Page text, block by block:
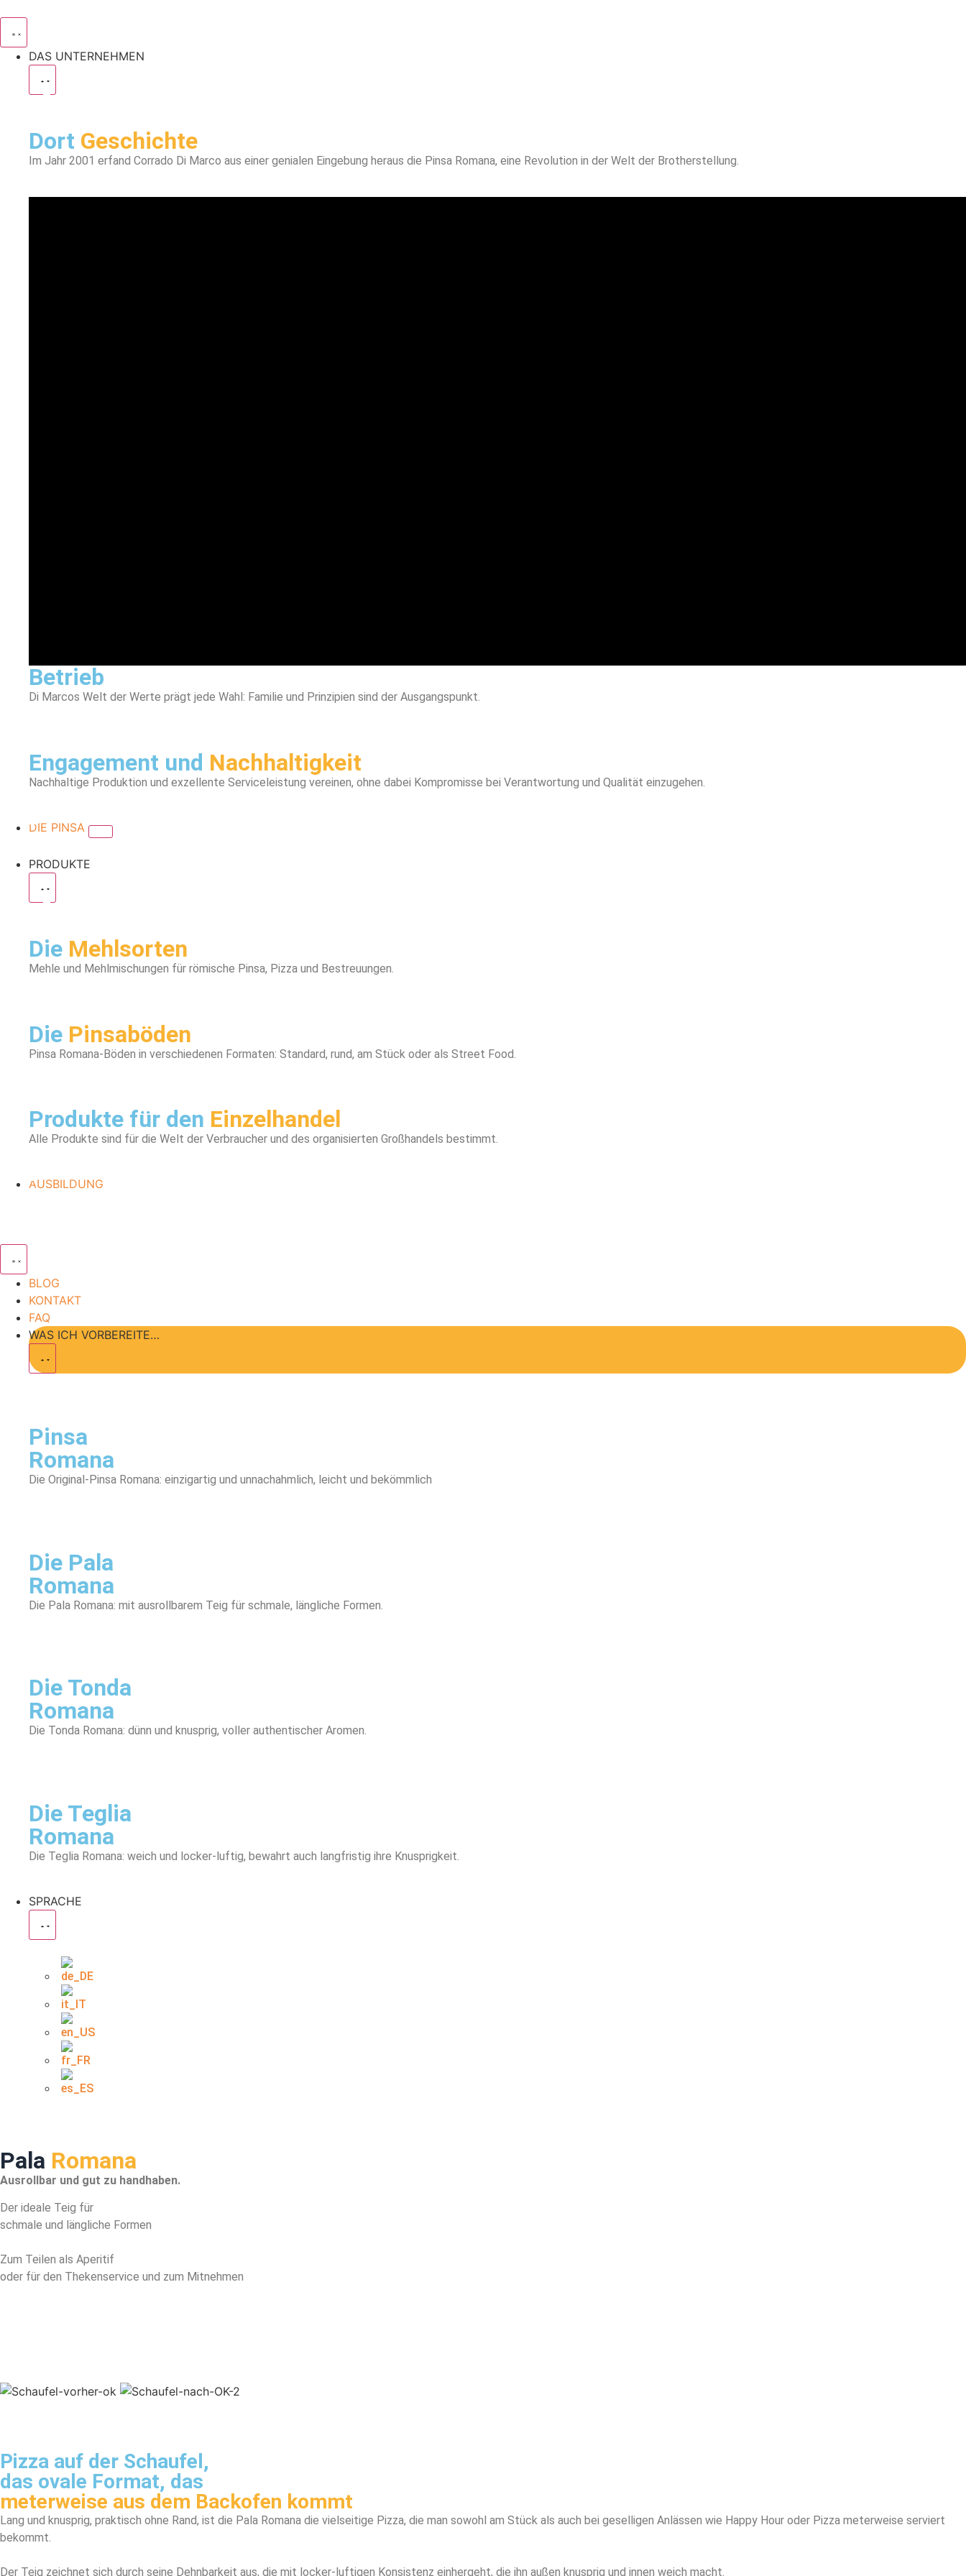
DAS UNTERNEHMEN
Dort Geschichte
Im Jahr 2001 erfand Corrado Di Marco aus einer genialen Eingebung heraus die Pinsa Romana, eine Revolution in der Welt der Brotherstellung.
Betrieb
Di Marcos Welt der Werte prägt jede Wahl: Familie und Prinzipien sind der Ausgangspunkt.
Engagement und Nachhaltigkeit
Nachhaltige Produktion und exzellente Serviceleistung vereinen, ohne dabei Kompromisse bei Verantwortung und Qualität einzugehen.
DIE PINSA
PRODUKTE
Die Mehlsorten
Mehle und Mehlmischungen für römische Pinsa, Pizza und Bestreuungen.
Die Pinsaböden
Pinsa Romana-Böden in verschiedenen Formaten: Standard, rund, am Stück oder als Street Food.
Produkte für den Einzelhandel
Alle Produkte sind für die Welt der Verbraucher und des organisierten Großhandels bestimmt.
AUSBILDUNG
BLOG
KONTAKT
FAQ
WAS ICH VORBEREITE…
Pinsa
Romana
Die Original-Pinsa Romana: einzigartig und unnachahmlich, leicht und bekömmlich
Die Pala
Romana
Die Pala Romana: mit ausrollbarem Teig für schmale, längliche Formen.
Die Tonda
Romana
Die Tonda Romana: dünn und knusprig, voller authentischer Aromen.
Die Teglia
Romana
Die Teglia Romana: weich und locker-luftig, bewahrt auch langfristig ihre Knusprigkeit.
SPRACHE
Pala Romana
Ausrollbar und gut zu handhaben.
Der ideale Teig für
schmale und längliche Formen
Zum Teilen als Aperitif
oder für den Thekenservice und zum Mitnehmen
Pizza auf der Schaufel,
das ovale Format, das
meterweise aus dem Backofen kommt
Lang und knusprig, praktisch ohne Rand, ist die Pala Romana die vielseitige Pizza, die man sowohl am Stück als auch bei geselligen Anlässen wie Happy Hour oder Pizza meterweise serviert
bekommt.
Der Teig zeichnet sich durch seine Dehnbarkeit aus, die mit locker-luftigen Konsistenz einhergeht, die ihn außen knusprig und innen weich macht.